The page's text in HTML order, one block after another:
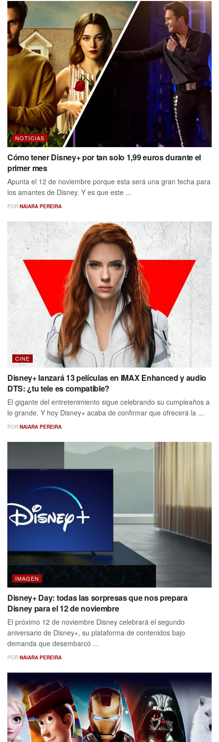
NOTICIAS
Cómo tener Disney+ por tan solo 1,99 euros durante el
primer mes
Apunta el 12 de noviembre porque esta será una gran fecha para
los amantes de Disney. Y es que este ...
POR NAIARA PEREIRA
CINE
Disney+ lanzará 13 películas en IMAX Enhanced y audio
DTS: ¿tu tele es compatible?
El gigante del entretenimiento sigue celebrando su cumpleaños a
lo grande. Y hoy Disney+ acaba de confirmar que ofrecerá la ...
POR NAIARA PEREIRA
IMAGEN
Disney+ Day: todas las sorpresas que nos prepara
Disney para el 12 de noviembre
El próximo 12 de noviembre Disney celebrará el segundo
aniversario de Disney+, su plataforma de contenidos bajo
demanda que desembarcó ...
POR NAIARA PEREIRA